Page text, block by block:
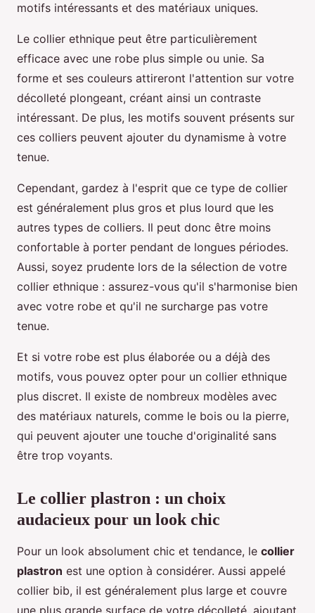
motifs intéressants et des matériaux uniques.
Le collier ethnique peut être particulièrement
efficace avec une robe plus simple ou unie. Sa
forme et ses couleurs attireront l'attention sur votre
décolleté plongeant, créant ainsi un contraste
intéressant. De plus, les motifs souvent présents sur
ces colliers peuvent ajouter du dynamisme à votre
tenue.
Cependant, gardez à l'esprit que ce type de collier
est généralement plus gros et plus lourd que les
autres types de colliers. Il peut donc être moins
confortable à porter pendant de longues périodes.
Aussi, soyez prudente lors de la sélection de votre
collier ethnique : assurez-vous qu'il s'harmonise bien
avec votre robe et qu'il ne surcharge pas votre
tenue.
Et si votre robe est plus élaborée ou a déjà des
motifs, vous pouvez opter pour un collier ethnique
plus discret. Il existe de nombreux modèles avec
des matériaux naturels, comme le bois ou la pierre,
qui peuvent ajouter une touche d'originalité sans
être trop voyants.
Le collier plastron : un choix
audacieux pour un look chic
Pour un look absolument chic et tendance, le collier
plastron est une option à considérer. Aussi appelé
collier bib, il est généralement plus large et couvre